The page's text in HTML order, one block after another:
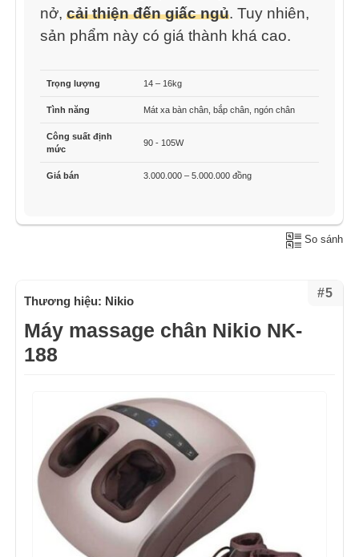
nở, cải thiện đến giấc ngủ. Tuy nhiên,
sản phẩm này có giá thành khá cao.
Trọng lượng 14 – 16kg
Tình năng Mát xa bàn chân, bắp chân, ngón chân
Công suất định
mức
90 - 105W
Giá bán 3.000.000 – 5.000.000 đồng
So sánh
#5
Thương hiệu: Nikio
Máy massage chân Nikio NK-
188